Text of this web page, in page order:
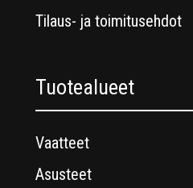
Tilaus- ja toimitusehdot
Tuotealueet
Vaatteet
Asusteet